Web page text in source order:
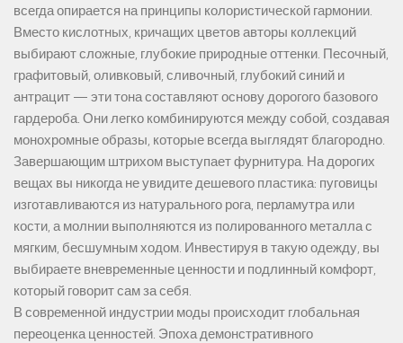
всегда опирается на принципы колористической гармонии.
Вместо кислотных, кричащих цветов авторы коллекций
выбирают сложные, глубокие природные оттенки. Песочный,
графитовый, оливковый, сливочный, глубокий синий и
антрацит — эти тона составляют основу дорогого базового
гардероба. Они легко комбинируются между собой, создавая
монохромные образы, которые всегда выглядят благородно.
Завершающим штрихом выступает фурнитура. На дорогих
вещах вы никогда не увидите дешевого пластика: пуговицы
изготавливаются из натурального рога, перламутра или
кости, а молнии выполняются из полированного металла с
мягким, бесшумным ходом. Инвестируя в такую одежду, вы
выбираете вневременные ценности и подлинный комфорт,
который говорит сам за себя.
В современной индустрии моды происходит глобальная
переоценка ценностей. Эпоха демонстративного